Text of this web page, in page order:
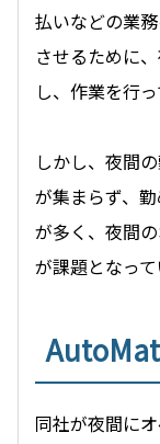
払いなどの業
させるために
し、作業を行っ
しかし、夜間
が集まらず、
が多く、夜間
が課題となって
同社が夜間に